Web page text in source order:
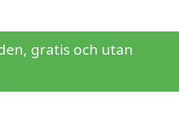
gratis och utan